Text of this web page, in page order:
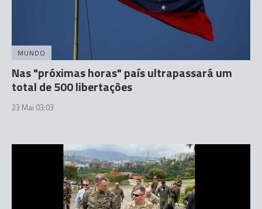
MUNDO
Nas "próximas horas" país ultrapassará um
total de 500 libertações
23 Mai 03:03